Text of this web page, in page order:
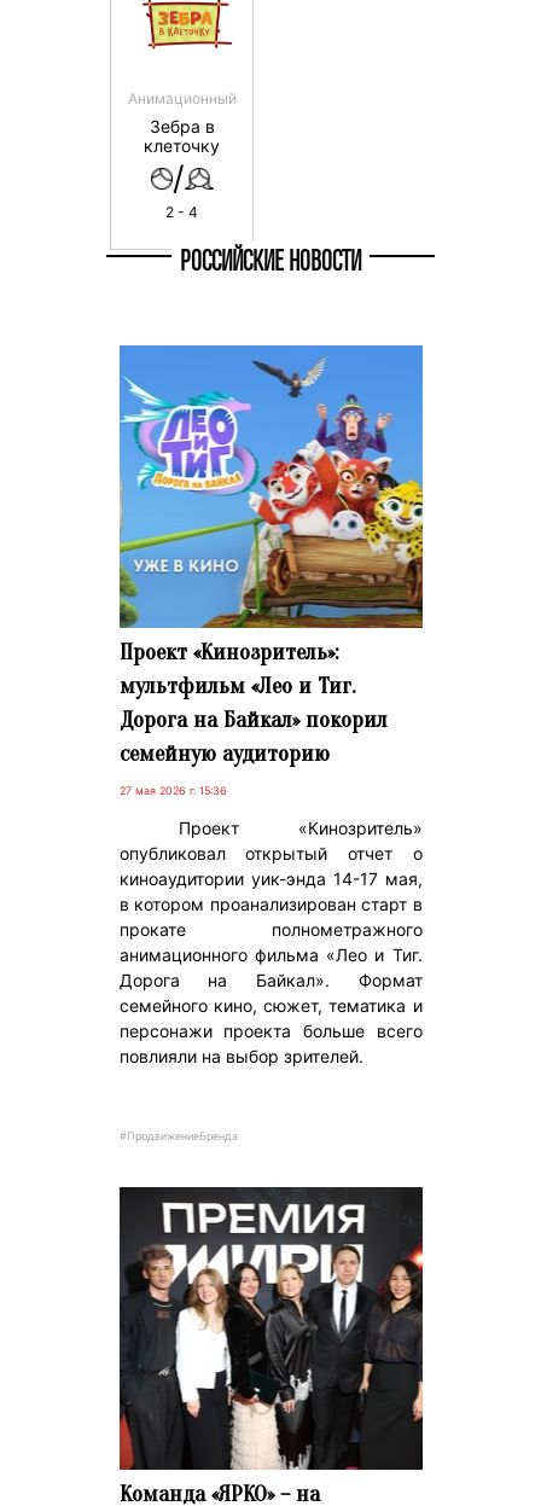
Анимационный
Зебра в
клеточку
/
2 - 4
РОССИЙСКИЕ НОВОСТИ
Проект «Кинозритель»:
мультфильм «Лео и Тиг.
Дорога на Байкал» покорил
семейную аудиторию
27 мая 2026 г. 15:36
Проект «Кинозритель»
опубликовал открытый отчет о
киноаудитории уик-энда 14-17 мая,
в котором проанализирован старт в
прокате полнометражного
анимационного фильма «Лео и Тиг.
Дорога на Байкал». Формат
семейного кино, сюжет, тематика и
персонажи проекта больше всего
повлияли на выбор зрителей.
#ПродвижениеБренда
Команда «ЯРКО» – на